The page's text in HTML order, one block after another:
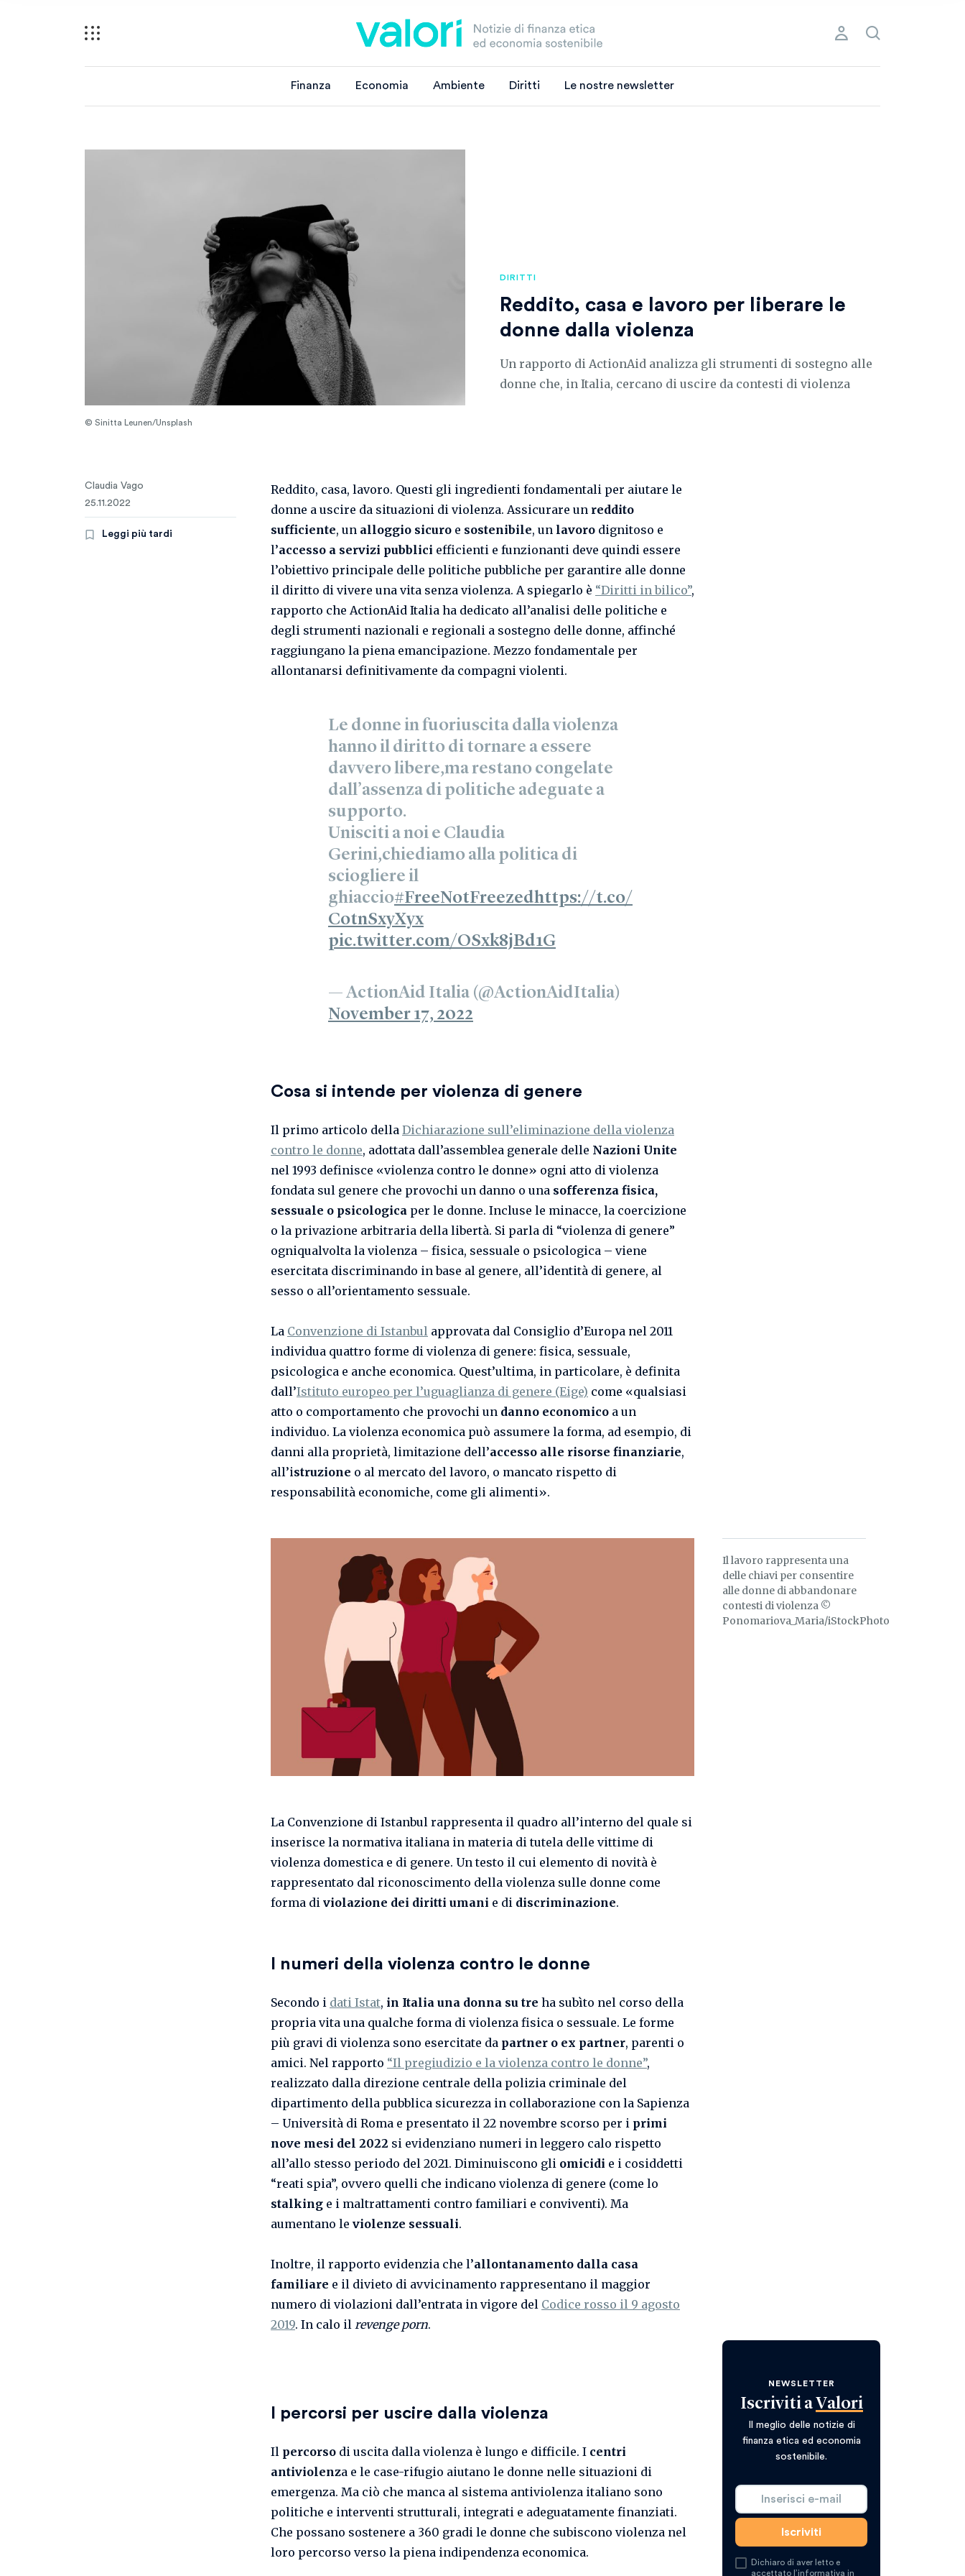
Finanza Economia Ambiente Diritti Le nostre newsletter
DIRITTI
Reddito, casa e lavoro per liberare le
donne dalla violenza
Un rapporto di ActionAid analizza gli strumenti di sostegno alle
donne che, in Italia, cercano di uscire da contesti di violenza
© Sinitta Leunen/Unsplash
Claudia Vago
25.11.2022
Leggi più tardi
Reddito, casa, lavoro. Questi gli ingredienti fondamentali per aiutare le
donne a uscire da situazioni di violenza. Assicurare un reddito
sufficiente, un alloggio sicuro e sostenibile, un lavoro dignitoso e
l’accesso a servizi pubblici efficienti e funzionanti deve quindi essere
l’obiettivo principale delle politiche pubbliche per garantire alle donne
il diritto di vivere una vita senza violenza. A spiegarlo è “Diritti in bilico”,
rapporto che ActionAid Italia ha dedicato all’analisi delle politiche e
degli strumenti nazionali e regionali a sostegno delle donne, affinché
raggiungano la piena emancipazione. Mezzo fondamentale per
allontanarsi definitivamente da compagni violenti.
Le donne in fuoriuscita dalla violenza
hanno il diritto di tornare a essere
davvero libere,ma restano congelate
dall’assenza di politiche adeguate a
supporto.
Unisciti a noi e Claudia
Gerini,chiediamo alla politica di
sciogliere il
ghiaccio#FreeNotFreezedhttps://t.co/
CotnSxyXyx
pic.twitter.com/OSxk8jBd1G
— ActionAid Italia (@ActionAidItalia)
November 17, 2022
Cosa si intende per violenza di genere
Il primo articolo della Dichiarazione sull’eliminazione della violenza
contro le donne, adottata dall’assemblea generale delle Nazioni Unite
nel 1993 definisce «violenza contro le donne» ogni atto di violenza
fondata sul genere che provochi un danno o una sofferenza fisica,
sessuale o psicologica per le donne. Incluse le minacce, la coercizione
o la privazione arbitraria della libertà. Si parla di “violenza di genere”
ogniqualvolta la violenza – fisica, sessuale o psicologica – viene
esercitata discriminando in base al genere, all’identità di genere, al
sesso o all’orientamento sessuale.
La Convenzione di Istanbul approvata dal Consiglio d’Europa nel 2011
individua quattro forme di violenza di genere: fisica, sessuale,
psicologica e anche economica. Quest’ultima, in particolare, è definita
dall’Istituto europeo per l’uguaglianza di genere (Eige) come «qualsiasi
atto o comportamento che provochi un danno economico a un
individuo. La violenza economica può assumere la forma, ad esempio, di
danni alla proprietà, limitazione dell’accesso alle risorse finanziarie,
all’istruzione o al mercato del lavoro, o mancato rispetto di
responsabilità economiche, come gli alimenti».
Il lavoro rappresenta una
delle chiavi per consentire
alle donne di abbandonare
contesti di violenza ©
Ponomariova_Maria/iStockPhoto
La Convenzione di Istanbul rappresenta il quadro all’interno del quale si
inserisce la normativa italiana in materia di tutela delle vittime di
violenza domestica e di genere. Un testo il cui elemento di novità è
rappresentato dal riconoscimento della violenza sulle donne come
forma di violazione dei diritti umani e di discriminazione.
I numeri della violenza contro le donne
Secondo i dati Istat, in Italia una donna su tre ha subìto nel corso della
propria vita una qualche forma di violenza fisica o sessuale. Le forme
più gravi di violenza sono esercitate da partner o ex partner, parenti o
amici. Nel rapporto “Il pregiudizio e la violenza contro le donne”,
realizzato dalla direzione centrale della polizia criminale del
dipartimento della pubblica sicurezza in collaborazione con la Sapienza
– Università di Roma e presentato il 22 novembre scorso per i primi
nove mesi del 2022 si evidenziano numeri in leggero calo rispetto
all’allo stesso periodo del 2021. Diminuiscono gli omicidi e i cosiddetti
“reati spia”, ovvero quelli che indicano violenza di genere (come lo
stalking e i maltrattamenti contro familiari e conviventi). Ma
aumentano le violenze sessuali.
Inoltre, il rapporto evidenzia che l’allontanamento dalla casa
familiare e il divieto di avvicinamento rappresentano il maggior
numero di violazioni dall’entrata in vigore del Codice rosso il 9 agosto
2019. In calo il revenge porn.
NEWSLETTER
Iscriviti a Valori
Il meglio delle notizie di
finanza etica ed economia
sostenibile.
Dichiaro di aver letto e
accettato l’informativa in
I percorsi per uscire dalla violenza
Il percorso di uscita dalla violenza è lungo e difficile. I centri
antiviolenza e le case-rifugio aiutano le donne nelle situazioni di
emergenza. Ma ciò che manca al sistema antiviolenza italiano sono
politiche e interventi strutturali, integrati e adeguatamente finanziati.
Che possano sostenere a 360 gradi le donne che subiscono violenza nel
loro percorso verso la piena indipendenza economica.